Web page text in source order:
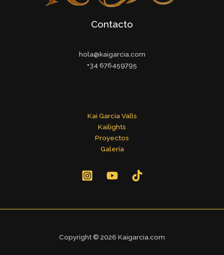
Contacto
hola@kaigarcia.com
+34 676459795
Kai Garcia Valls
Kailights
Proyectos
Galería
Copyright © 2026 Kaigarcia.com